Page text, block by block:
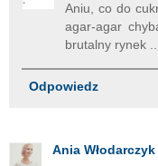
Aniu, co do
agar-agar
brutalny rynek
Odpowiedz
Ania